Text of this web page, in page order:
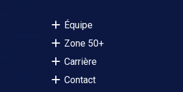
Équipe
Zone 50+
Carrière
Contact